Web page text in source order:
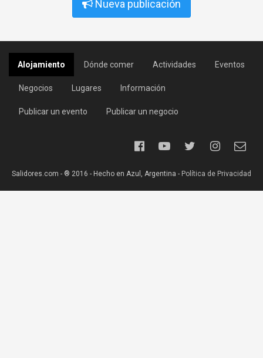
Nueva publicación
Alojamiento Dónde comer Actividades Eventos
Negocios Lugares Información
Publicar un evento Publicar un negocio
Salidores.com - ® 2016 - Hecho en Azul, Argentina - Política de Privacidad